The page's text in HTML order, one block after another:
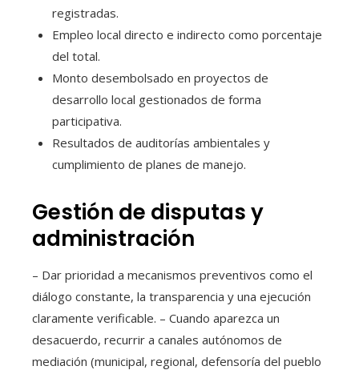
registradas.
Empleo local directo e indirecto como porcentaje
del total.
Monto desembolsado en proyectos de
desarrollo local gestionados de forma
participativa.
Resultados de auditorías ambientales y
cumplimiento de planes de manejo.
Gestión de disputas y
administración
– Dar prioridad a mecanismos preventivos como el
diálogo constante, la transparencia y una ejecución
claramente verificable. – Cuando aparezca un
desacuerdo, recurrir a canales autónomos de
mediación (municipal, regional, defensoría del pueblo